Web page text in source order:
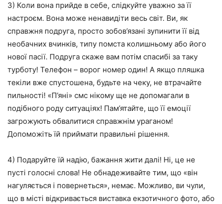
3) Коли вона прийде в себе, слідкуйте уважно за її
настроєм. Вона може ненавидіти весь світ. Ви, як
справжня подруга, просто зобов’язані зупинити її від
необачних вчинків, типу помста колишньому або його
нової пасії. Подруга скаже вам потім спасибі за таку
турботу! Телефон – ворог номер один! А якщо пляшка
текіли вже спустошена, будьте на чеку, не втрачайте
пильності! «П’яні» смс нікому ще не допомагали в
подібного роду ситуаціях! Пам’ятайте, що її емоції
загрожують обвалитися справжнім ураганом!
Допоможіть їй приймати правильні рішення.
4) Подаруйте їй надію, бажання жити далі! Ні, це не
пусті голосні слова! Не обнадеживайте тим, що «він
нагуляється і повернеться», немає. Можливо, ви чули,
що в місті відкривається виставка екзотичного фото, або